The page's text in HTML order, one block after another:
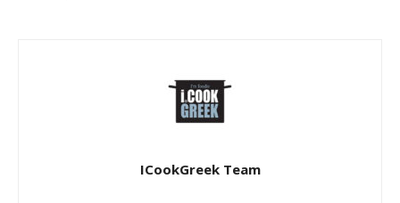
ICookGreek Team